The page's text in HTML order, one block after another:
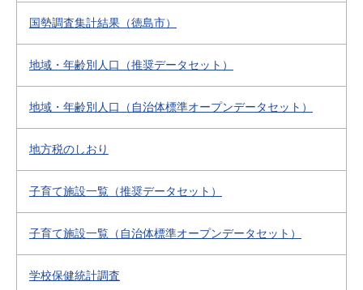
国勢調査集計結果（徳島市）
地域・年齢別人口（推奨データセット）
地域・年齢別人口（自治体標準オープンデータセット）
地方税のしおり
子育て施設一覧（推奨データセット）
子育て施設一覧（自治体標準オープンデータセット）
学校保健統計調査